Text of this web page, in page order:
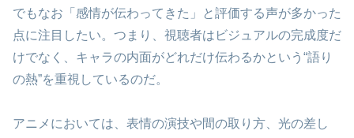
でもなお「感情が伝わってきた」と評価する声が多かった
点に注目したい。つまり、視聴者はビジュアルの完成度だ
けでなく、キャラの内面がどれだけ伝わるかという“語り
の熱”を重視しているのだ。
アニメにおいては、表情の演技や間の取り方、光の差し